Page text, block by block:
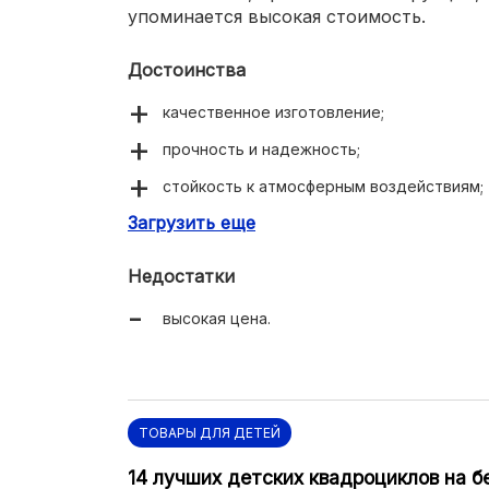
упоминается высокая стоимость.
Достоинства
качественное изготовление;
прочность и надежность;
стойкость к атмосферным воздействиям;
богатое оснащение.
Загрузить еще
Недостатки
высокая цена.
ТОВАРЫ ДЛЯ ДЕТЕЙ
14 лучших детских квадроциклов на